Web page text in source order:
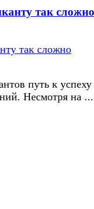
так сложно
путь к успеху
Несмотря на ...